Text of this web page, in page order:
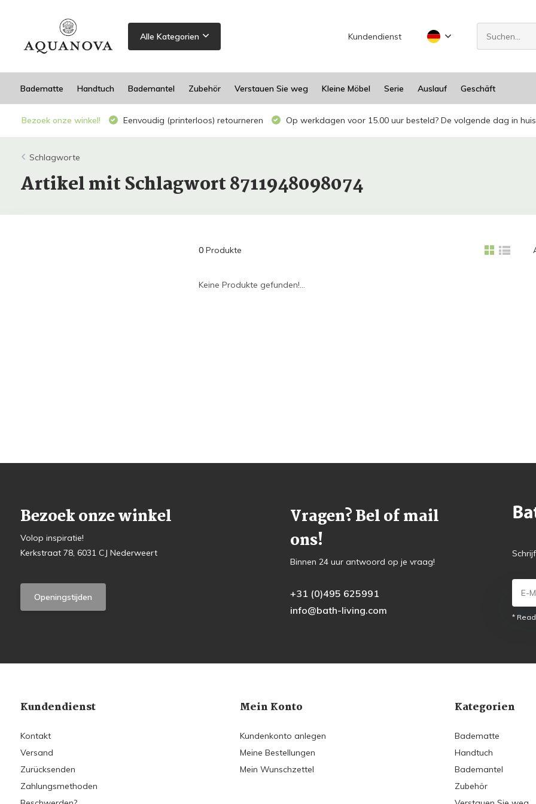
Alle Kategorien Kundendienst
Badematte Handtuch Bademantel Zubehör Verstauen Sie weg Kleine Möbel Serie Auslauf Geschäft
Bezoek onze winkel! Eenvoudig (printerloos) retourneren Op werkdagen voor 15.00 uur besteld? De volgende dag in
Schlagworte
Artikel mit Schlagwort 8711948098074
0Produkte
Keine Produkte gefunden!...
Bezoek onze winkel
Volop inspiratie!
Kerkstraat 78, 6031 CJ Nederweert
Openingstijden
Vragen? Bel of mail
ons!
Binnen 24 uur antwoord op je vraag!
+31 (0)495 625991
info@bath-living.com
*
Kundendienst
Kontakt
Versand
Zurücksenden
Zahlungsmethoden
Mein Konto
Kundenkonto anlegen
Meine Bestellungen
Mein Wunschzettel
Kategorien
Badematte
Handtuch
Bademantel
Zubehör